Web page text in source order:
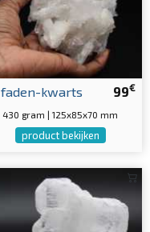
99€
faden-kwarts
430 gram | 125x85x70 mm
product bekijken